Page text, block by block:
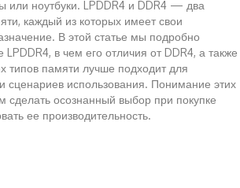
ноутбуки. LPDDR4 и DDR4 — два
каждый из которых имеет свои
В этой статье мы подробно
LPDDR4, в чем его отличия от DDR4, а также
типов памяти лучше подходит для
сценариев использования. Понимание этих
сделать осознанный выбор при покупке
ее производительность.